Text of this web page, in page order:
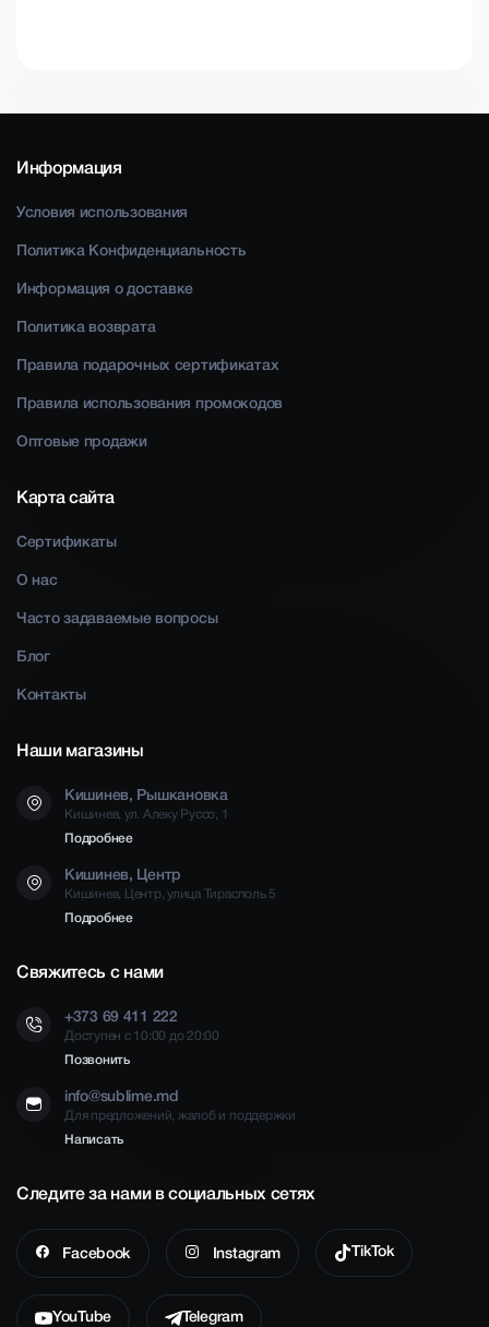
Информация
Условия использования
Политика Конфиденциальность
Информация о доставке
Политика возврата
Правила подарочных сертификатах
Правила использования промокодов
Оптовые продажи
Карта сайта
Сертификаты
О нас
Часто задаваемые вопросы
Блог
Контакты
Наши магазины
Кишинев, Рышкановка
Кишинев, ул. Алеку Руссо, 1
Подробнее
Кишинев, Центр
Кишинев, Центр, улица Тирасполь 5
Подробнее
Свяжитесь с нами
+373 69 411 222
Доступен с 10:00 до 20:00
Позвонить
info@sublime.md
Для предложений, жалоб и поддержки
Написать
Следите за нами в социальных сетях
Facebook Instagram TikTok
YouTube Telegram